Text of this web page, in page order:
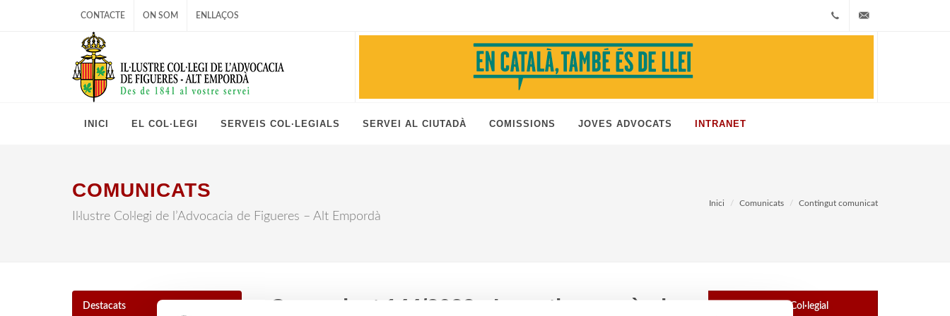
CONTACTE ON SOM ENLLAÇOS
INICI EL COL·LEGI SERVEIS COL·LEGIALS SERVEI AL CIUTADÀ COMISSIONS JOVES ADVOCATS INTRANET
COMUNICATS
Il·lustre Col·legi de l’Advocacia de Figueres – Alt Empordà
Inici Comunicats Contingut comunicat
Destacats
Comunicat 144/2022 - Incentiu econòmic
Exposició - Fons Col·legial